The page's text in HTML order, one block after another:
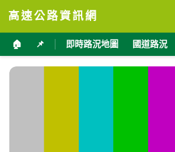
高速公路資訊網
🏠 📌 即時路況地圖 國道路況